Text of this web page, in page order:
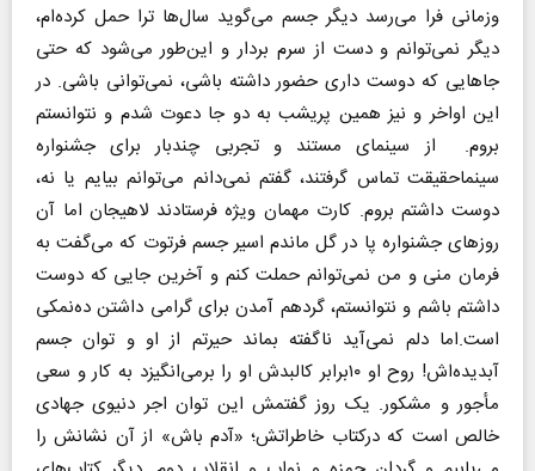
وزمانی فرا می‌رسد دیگر جسم می‌گوید سال‌ها ترا حمل کرده‌ام،
دیگر نمی‌توانم و دست از سرم بردار و این‌طور می‌شود که حتی
جاهایی که دوست داری حضور داشته باشی، نمی‌توانی باشی. در
این اواخر و نیز همین پریشب به دو جا دعوت شدم و نتوانستم
بروم. از سینمای مستند و تجربی چندبار برای جشنواره
سینما‌حقیقت تماس گرفتند، گفتم نمی‌دانم می‌توانم بیایم یا نه،
دوست داشتم بروم. کارت مهمان ویژه فرستادند لاهیجان اما آن
روزهای جشنواره پا در گل ماندم اسیر جسم فرتوت که می‌گفت به
فرمان منی و من نمی‌توانم حملت کنم و آخرین جایی که دوست
داشتم باشم و نتوانستم، گردهم آمدن برای گرامی داشتن ده‌نمکی
است.‌اما دلم نمی‌آید ناگفته بماند حیرتم از او و توان جسم
آبدیده‌اش! روح او ۱۰برابر کالبدش او را برمی‌انگیزد به کار و سعی
مأجور و مشکور. یک روز گفتمش این توان اجر دنیوی جهادی
خالص است که درکتاب خاطراتش؛ «آدم باش» از آن نشانش را